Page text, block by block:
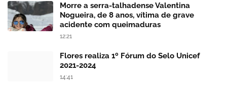
Morre a serra-talhadense Valentina
Nogueira, de 8 anos, vítima de grave
acidente com queimaduras
12:21
Flores realiza 1º Fórum do Selo Unicef
2021-2024
14:41